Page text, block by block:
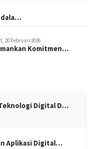
20 Februari 2026
Komitmen…
Digital D…
Aplikasi Digital…